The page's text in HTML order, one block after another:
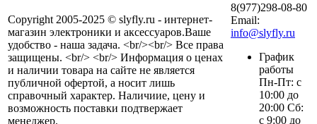
Copyright 2005-2025 © slyfly.ru - интернет-
магазин электроники и аксессуаров.Ваше
удобство - наша задача. <br/><br/> Все права
защищены. <br/> <br/> Информация о ценах
и наличии товара на сайте не является
публичной офертой, а носит лишь
справочный характер. Наличиие, цену и
возможность поставки подтвержает
менеджер.
8(977)298-08-80
Email:
info@slyfly.ru
График
работы
Пн-Пт: с
10:00 до
20:00 Сб:
с 9:00 до